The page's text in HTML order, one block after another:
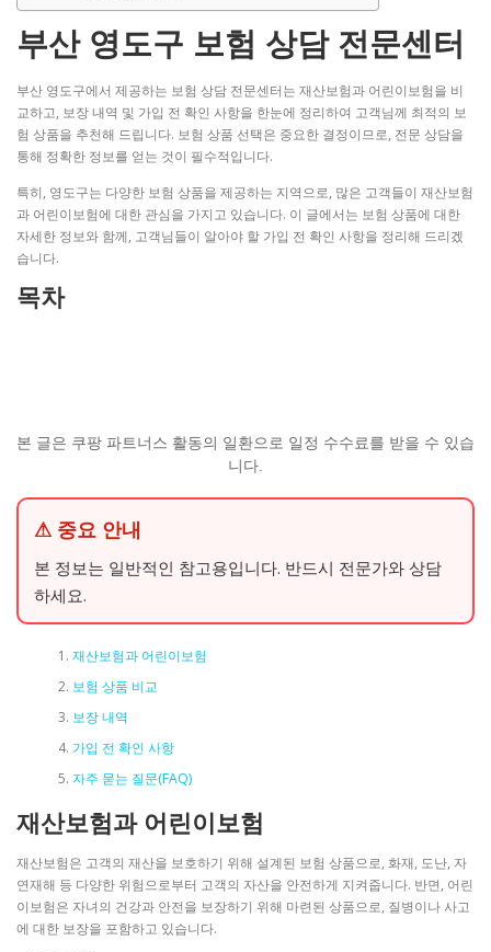
부산 영도구 보험 상담 전문센터
부산 영도구에서 제공하는 보험 상담 전문센터는 재산보험과 어린이보험을 비
교하고, 보장 내역 및 가입 전 확인 사항을 한눈에 정리하여 고객님께 최적의 보
험 상품을 추천해 드립니다. 보험 상품 선택은 중요한 결정이므로, 전문 상담을
통해 정확한 정보를 얻는 것이 필수적입니다.
특히, 영도구는 다양한 보험 상품을 제공하는 지역으로, 많은 고객들이 재산보험
과 어린이보험에 대한 관심을 가지고 있습니다. 이 글에서는 보험 상품에 대한
자세한 정보와 함께, 고객님들이 알아야 할 가입 전 확인 사항을 정리해 드리겠
습니다.
목차
본 글은 쿠팡 파트너스 활동의 일환으로 일정 수수료를 받을 수 있습
니다.
⚠ 중요 안내
본 정보는 일반적인 참고용입니다. 반드시 전문가와 상담
하세요.
재산보험과 어린이보험
보험 상품 비교
보장 내역
가입 전 확인 사항
자주 묻는 질문(FAQ)
재산보험과 어린이보험
재산보험은 고객의 재산을 보호하기 위해 설계된 보험 상품으로, 화재, 도난, 자
연재해 등 다양한 위험으로부터 고객의 자산을 안전하게 지켜줍니다. 반면, 어린
이보험은 자녀의 건강과 안전을 보장하기 위해 마련된 상품으로, 질병이나 사고
에 대한 보장을 포함하고 있습니다.